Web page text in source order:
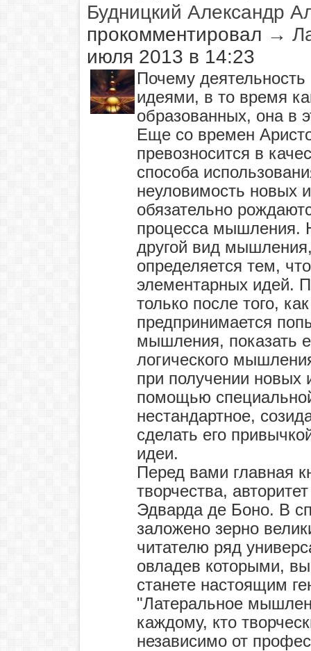
Будницкий Александр
прокомментировал →
июля 2013 в 14:23
Почему
идеями, в то время
образованных, она в
Еще со времен
превозносится в
способа
неуловимость новых
обязательно
процесса мышления.
другой вид
определяется тем,
элементарных идей.
только после того,
предпринимается
мышления, показать
логического
при получении новых
помощью
нестандартное,
сделать его
идеи.
Перед вами главная
творчества,
Эдварда де Боно. В
заложено зерно
читателю ряд
овладев которыми,
станете настоящим
"Латеральное
каждому, кто
независимо от